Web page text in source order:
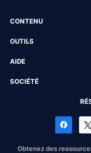
CONTENU
OUTILS
AIDE
SOCIÉTÉ
Obtenez des